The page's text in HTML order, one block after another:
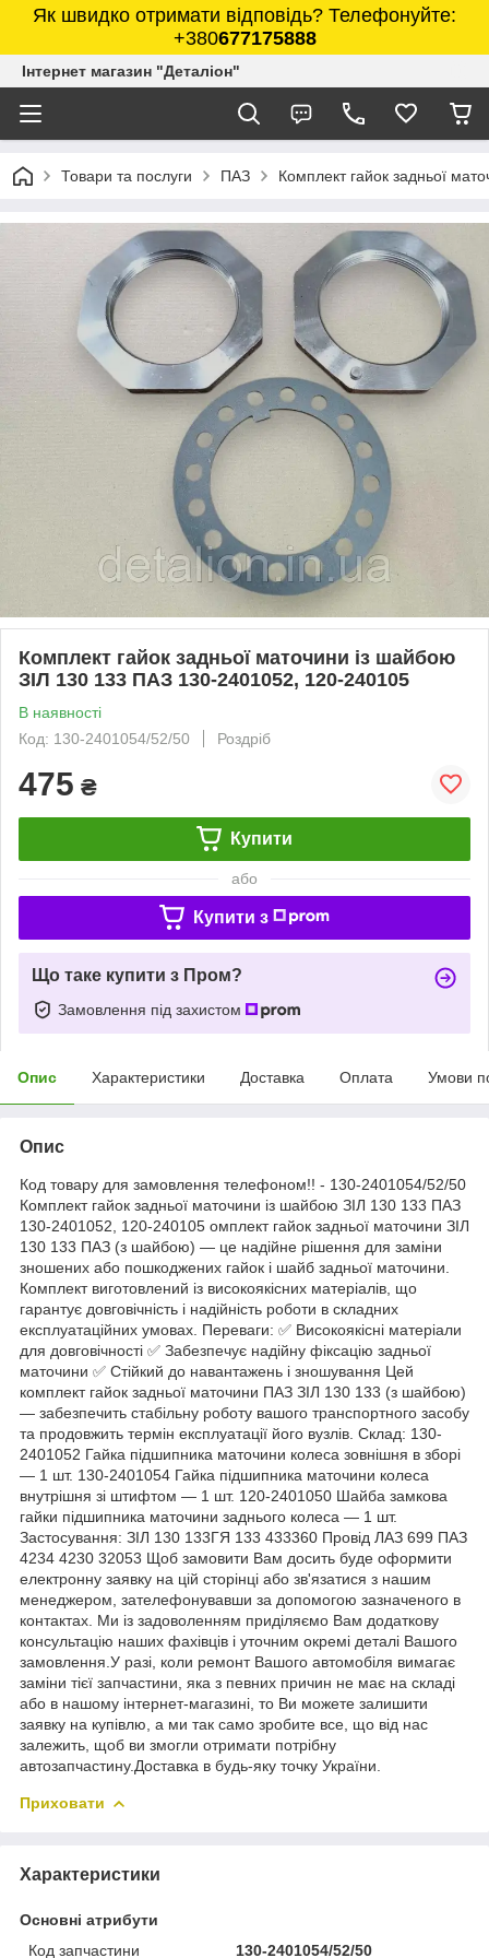
Як швидко отримати відповідь? Телефонуйте:
+380677175888
Інтернет магазин "Деталіон"
Товари та послуги ПАЗ Комплект гайок задньої
Комплект гайок задньої маточини із шайбою
ЗІЛ 130 133 ПАЗ 130-2401052, 120-240105
В наявності
Код: 130-2401054/52/50
Роздріб
475 ₴
Купити
або
Купити з
Що таке купити з Пром?
Замовлення під захистом
Опис Характеристики Доставка Оплата Умови
Опис
Код товару для замовлення телефоном!! - 130-2401054/52/50
Комплект гайок задньої маточини із шайбою ЗІЛ 130 133 ПАЗ
130-2401052, 120-240105 омплект гайок задньої маточини ЗІЛ
130 133 ПАЗ (з шайбою) — це надійне рішення для заміни
зношених або пошкоджених гайок і шайб задньої маточини.
Комплект виготовлений із високоякісних матеріалів, що
гарантує довговічність і надійність роботи в складних
експлуатаційних умовах. Переваги: ✅ Високоякісні матеріали
для довговічності ✅ Забезпечує надійну фіксацію задньої
маточини ✅ Стійкий до навантажень і зношування Цей
комплект гайок задньої маточини ПАЗ ЗІЛ 130 133 (з шайбою)
— забезпечить стабільну роботу вашого транспортного засобу
та продовжить термін експлуатації його вузлів. Склад: 130-
2401052 Гайка підшипника маточини колеса зовнішня в зборі
— 1 шт. 130-2401054 Гайка підшипника маточини колеса
внутрішня зі штифтом — 1 шт. 120-2401050 Шайба замкова
гайки підшипника маточини заднього колеса — 1 шт.
Застосування: ЗІЛ 130 133ГЯ 133 433360 Провід ЛАЗ 699 ПАЗ
4234 4230 32053 Щоб замовити Вам досить буде оформити
електронну заявку на цій сторінці або зв'язатися з нашим
менеджером, зателефонувавши за допомогою зазначеного в
контактах. Ми із задоволенням приділяємо Вам додаткову
консультацію наших фахівців і уточним окремі деталі Вашого
замовлення.У разі, коли ремонт Вашого автомобіля вимагає
заміни тієї запчастини, яка з певних причин не має на складі
або в нашому інтернет-магазині, то Ви можете залишити
заявку на купівлю, а ми так само зробите все, що від нас
залежить, щоб ви змогли отримати потрібну
автозапчастину.Доставка в будь-яку точку України.
Приховати
Характеристики
Основні атрибути
Код запчастини
130-2401054/52/50